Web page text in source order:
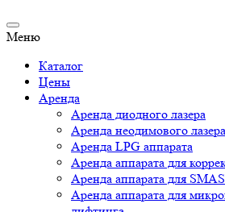
Меню
Каталог
Цены
Аренда
Аренда диодного лазера
Аренда неодимового лазера
Аренда LPG аппарата
Аренда аппарата для
Аренда аппарата для
Аренда аппарата для